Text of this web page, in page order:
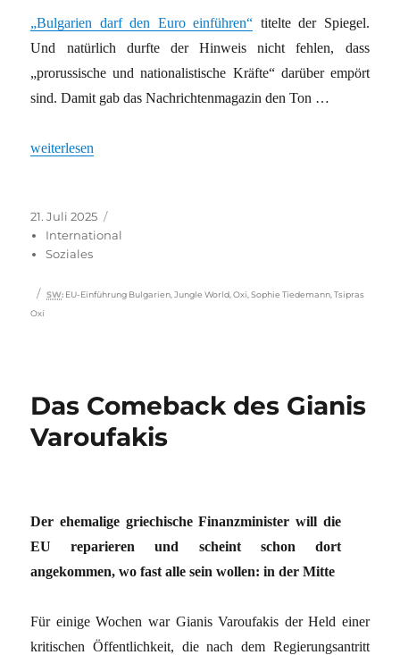
„Bulgarien darf den Euro einführen“ titelte der Spiegel.
Und natürlich durfte der Hinweis nicht fehlen, dass
„prorussische und nationalistische Kräfte“ darüber empört
sind. Damit gab das Nachrichtenmagazin den Ton …
„Lieber kein Referendum über die Einführung des Euro in
weiterlesen
Veröffentlicht
am
21. Juli 2025
International
Soziales
Schlagwörter
SW: EU-Einführung Bulgarien ,Jungle World ,Oxi ,Sophie Tiedemann ,Tsipras
Oxi
Das Comeback des Gianis
Varoufakis
Der ehemalige griechische Finanzminister will die
EU reparieren und scheint schon dort
angekommen, wo fast alle sein wollen: in der Mitte
Für einige Wochen war Gianis Varoufakis der Held einer
kritischen Öffentlichkeit, die nach dem Regierungsantritt